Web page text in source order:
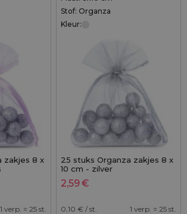
zakjes 8 x
1 verp. = 25 st.
Stof: Organza
Kleur:
25 stuks Organza zakjes 8 x
10 cm - zilver
2,59€
0,10 € / st. 1 verp. = 25 st.